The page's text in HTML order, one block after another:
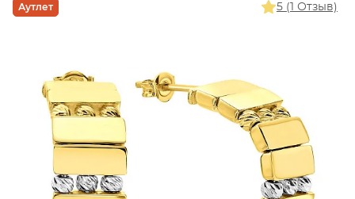
Аутлет 5 (1 Отзыв)